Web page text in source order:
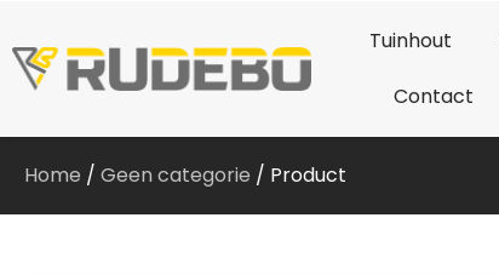
Tuinhout
Contact
Home / Geen categorie / Product